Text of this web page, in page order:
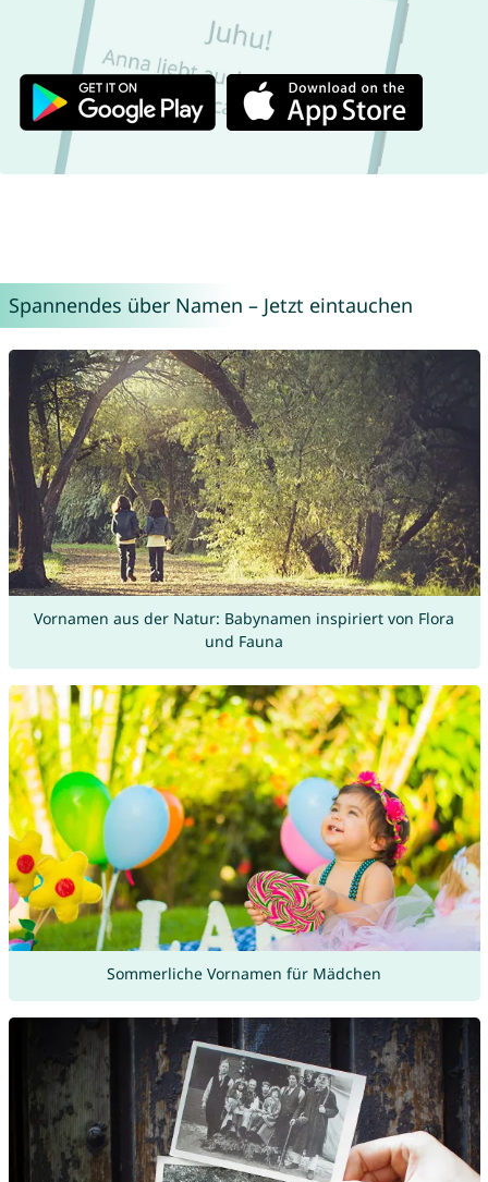
Spannendes über Namen – Jetzt eintauchen
Vornamen aus der Natur: Babynamen inspiriert von Flora
und Fauna
Sommerliche Vornamen für Mädchen